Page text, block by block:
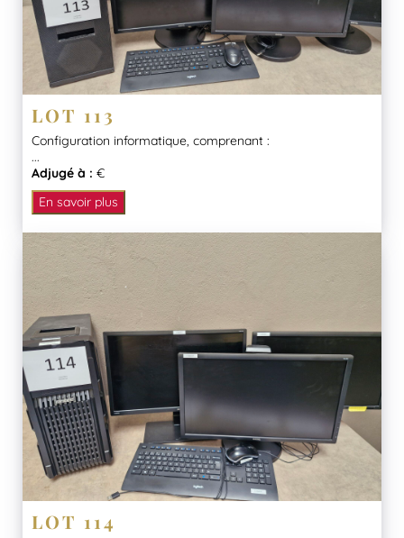
LOT 113
Configuration informatique, comprenant :
...
Adjugé à : €
En savoir plus
LOT 114